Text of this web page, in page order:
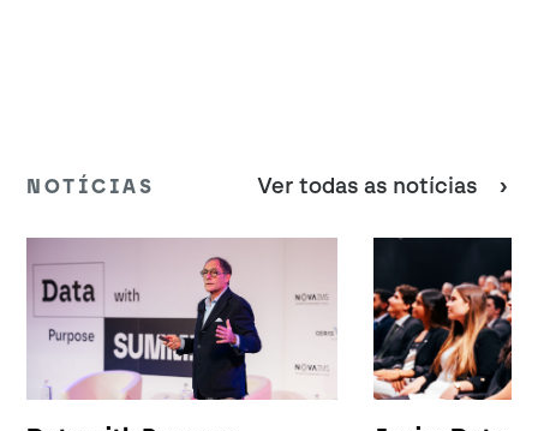
NOTÍCIAS Ver todas as notícias